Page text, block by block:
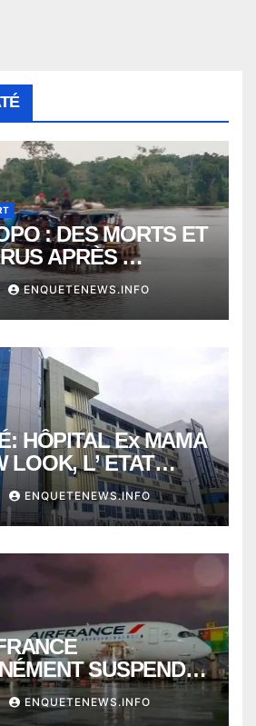
: DES MORTS ET
APRÈS
D’UNE BALEINIERE
KILOMÈTRES DE
ENQUETENEWS.INFO
HÔPITAL Ex MAMA
LOOK, L’ ETAT
ENQUETENEWS.INFO
SUSPENDU
ET PARIS ?
ENQUETENEWS.INFO